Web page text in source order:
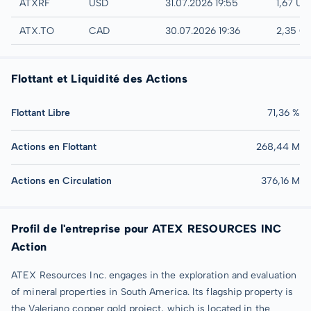
UTC
ATXRF USD 31.07.2026 19:55 1,67
TSX
ATX.TO CAD 30.07.2026 19:36 2,35
Flottant et Liquidité des Actions
Flottant Libre 71,36 %
Actions en Flottant 268,44 M
Actions en Circulation 376,16 M
Profil de l'entreprise pour ATEX RESOURCES INC
Action
ATEX Resources Inc. engages in the exploration and evaluation
of mineral properties in South America. Its flagship property is
the Valeriano copper gold project, which is located in the